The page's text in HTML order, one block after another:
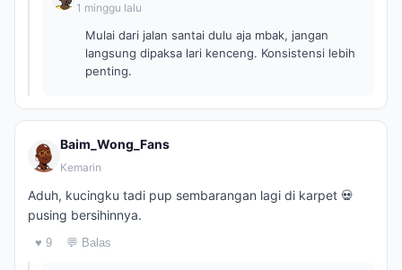
1 minggu lalu
Mulai dari jalan santai dulu aja mbak, jangan
langsung dipaksa lari kenceng. Konsistensi lebih
penting.
Baim_Wong_Fans
Kemarin
Aduh, kucingku tadi pup sembarangan lagi di karpet 💀
pusing bersihinnya.
♥ 9 💬 Balas